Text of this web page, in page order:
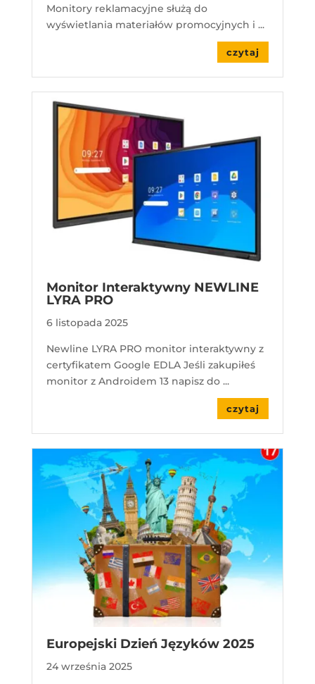
Monitory reklamacyjne służą do
wyświetlania materiałów promocyjnych i ...
czytaj
Monitor Interaktywny NEWLINE
LYRA PRO
6 listopada 2025
Newline LYRA PRO monitor interaktywny z
certyfikatem Google EDLA Jeśli zakupiłeś
monitor z Androidem 13 napisz do ...
czytaj
Europejski Dzień Języków 2025
24 września 2025